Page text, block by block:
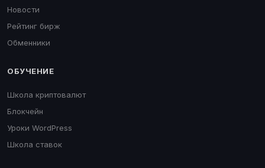
Новости
Рейтинг бирж
Обменники
ОБУЧЕНИЕ
Школа криптовалют
Блокчейн
Уроки WordPress
Школа ставок